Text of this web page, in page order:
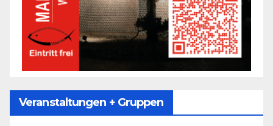
Veranstaltungen + Gruppen